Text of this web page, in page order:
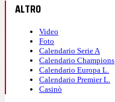
ALTRO
Video
Foto
Calendario Serie A
Calendario Champions
Calendario Europa L.
Calendario Premier L.
Casinò